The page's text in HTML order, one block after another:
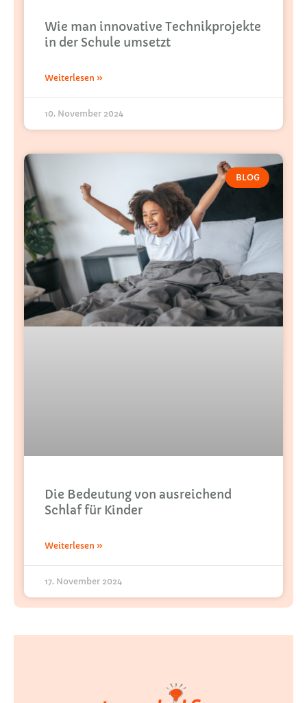
Wie man innovative Technikprojekte
in der Schule umsetzt
Weiterlesen »
10. November 2024
BLOG
Die Bedeutung von ausreichend
Schlaf für Kinder
Weiterlesen »
17. November 2024